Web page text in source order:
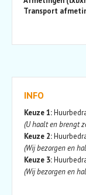
Transport
INFO
Keuze 1:
(U haalt en brengt
Keuze 2:
(Wij bezorgen en
Keuze 3:
(Wij bezorgen en